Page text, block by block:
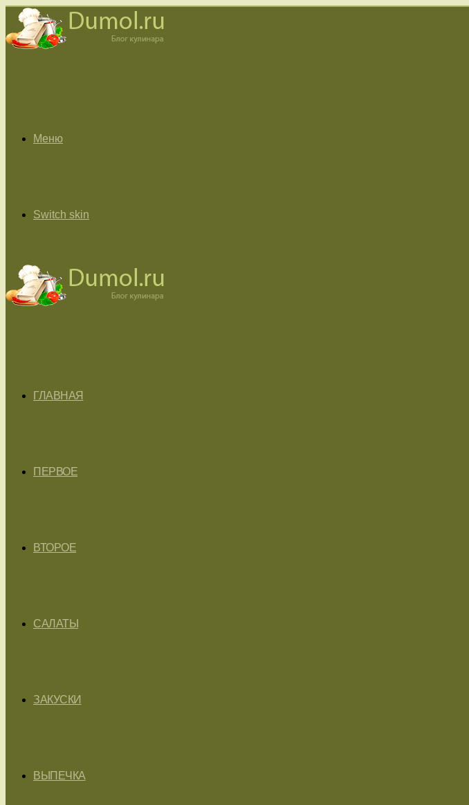
Меню
Switch skin
ГЛАВНАЯ
ПЕРВОЕ
ВТОРОЕ
САЛАТЫ
ЗАКУСКИ
ВЫПЕЧКА